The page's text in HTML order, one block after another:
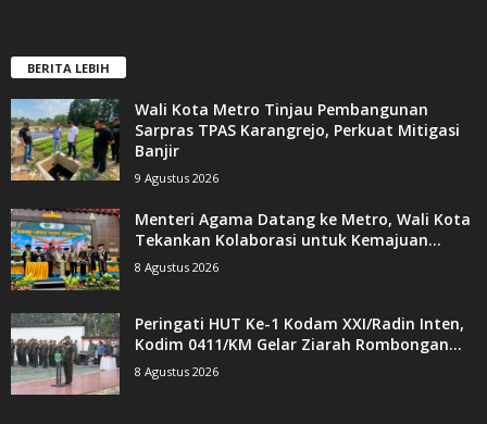
BERITA LEBIH
Wali Kota Metro Tinjau Pembangunan
Sarpras TPAS Karangrejo, Perkuat Mitigasi
Banjir
9 Agustus 2026
Menteri Agama Datang ke Metro, Wali Kota
Tekankan Kolaborasi untuk Kemajuan...
8 Agustus 2026
Peringati HUT Ke-1 Kodam XXI/Radin Inten,
Kodim 0411/KM Gelar Ziarah Rombongan...
8 Agustus 2026